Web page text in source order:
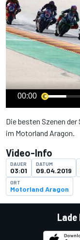
00:00
Die besten Szenen
im Motorland Aragon.
Video-Info
DAUER
03:01
DATUM
09.04.2019
ORT
Motorland Aragon
Lade